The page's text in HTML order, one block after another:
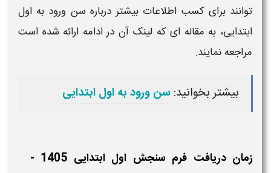
توانند برای کسب اطلاعات بیشتر درباره سن ورود به اول
ابتدایی، به مقاله ای که لینک آن در ادامه ارائه شده است
مراجعه نمایند.
بیشتر بخوانید:سن ورود به اول ابتدایی
زمان دریافت فرم سنجش اول ابتدایی 1405 -